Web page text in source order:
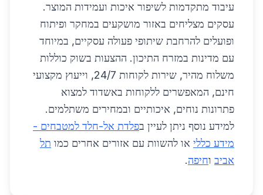
עיבוד מתקדמות לשיפור איכות ועמידות המוצר.
עסקים מצליחים באזור מושקעים במחקר ופיתוח
ופועלים להרחבת שיתופי פעולה עסקיים, במיוחד
עם מדינות במזרח התיכון. ההצעות בשוק כוללות
משלוח מהיר, שירות לקוחות 24/7, וייעוץ מקצועי
חינם, המאפשרים ללקוחות באשדוד למצוא
פתרונות נוחים, איכותיים ובמחירים משתלמים.
למידע נוסף ניתן לעיין בפלדת אל-חלד למטבחים -
מידע כללי או להשוות עם אזורים אחרים כמו תל
אביב וחיפה.